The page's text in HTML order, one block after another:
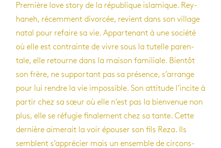
Pre­mière love story de la répu­blique isla­mique. Rey­
ha­neh, récem­ment divor­cée, revient dans son vil­lage
natal pour refaire sa vie. Appar­te­nant à une société
où elle est contrainte de vivre sous la tutelle paren­
tale, elle retourne dans la mai­son fami­liale. Bien­tôt
son frère, ne sup­por­tant pas sa pré­sence, s’ar­range
pour lui rendre la vie impos­sible. Son atti­tude l’in­cite à
par­tir chez sa sœur où elle n’est pas la bien­ve­nue non
plus, elle se réfu­gie fina­le­ment chez sa tante. Cette
der­nière aime­rait la voir épou­ser son fils Reza. Ils
semblent s’ap­pré­cier mais un ensemble de cir­cons­